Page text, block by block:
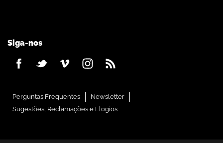
Siga-nos
Perguntas Frequentes
Newsletter
Sugestões, Reclamações e Elogios